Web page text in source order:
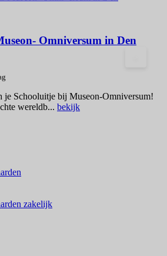
Omniversum in Den
je Schooluitje bij Museon-Omniversum!
wereldb... bekijk
zakelijk